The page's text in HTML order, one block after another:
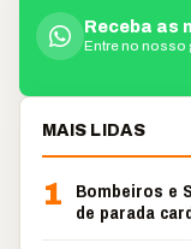
Receba as
Entre no nosso
MAIS LIDAS
1
Bombeiros e
de parada